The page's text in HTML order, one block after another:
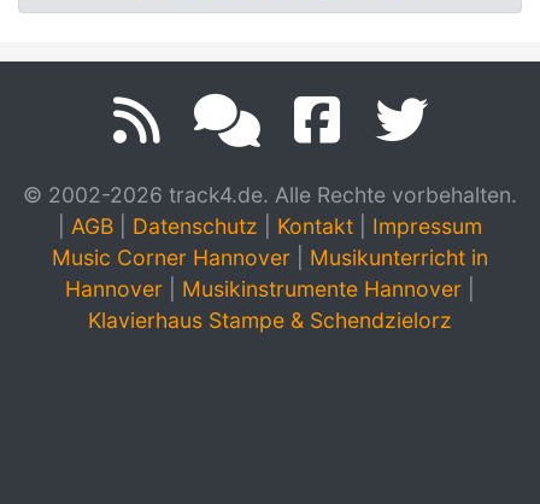
© 2002-2026 track4.de. Alle Rechte vorbehalten.
AGB Datenschutz Kontakt
Impressum
Music Corner Hannover
Musikunterricht in
Hannover
Musikinstrumente Hannover
Klavierhaus Stampe & Schendzielorz